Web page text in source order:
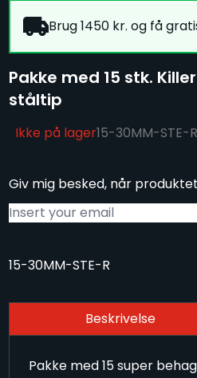
Brug 1450 kr. og få
Pakke med 15 stk.
ståltip
Ikke på lager15-30MM-STE-R
Giv mig besked, når
15-30MM-STE-R
Beskrivelse
Pakke med 15 super